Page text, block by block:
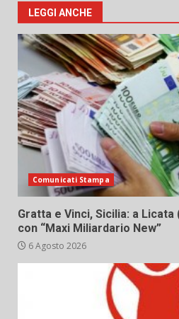
LEGGI ANCHE
Comunicati Stampa
Gratta e Vinci, Sicilia: a
con “Maxi Miliardario New”
6 Agosto 2026